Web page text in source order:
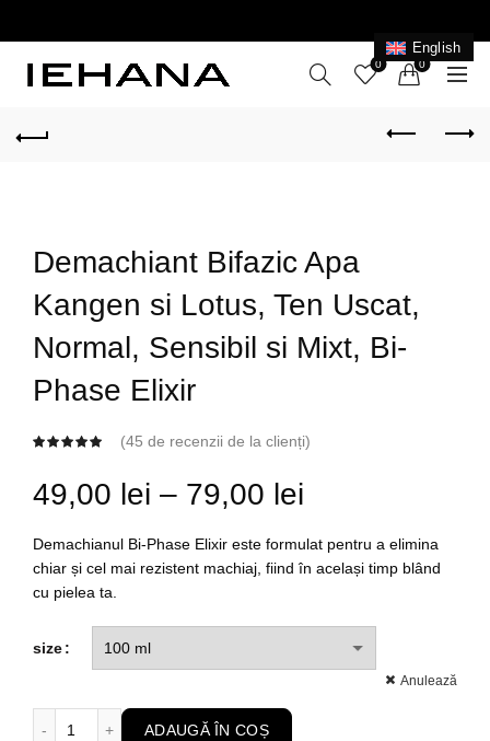
English
0 0
Demachiant Bifazic Apa
Kangen si Lotus, Ten Uscat,
Normal, Sensibil si Mixt, Bi-
Phase Elixir
(45 de recenzii de la clienți)
49,00 lei – 79,00 lei
de
49,00 lei
Demachianul Bi-Phase Elixir este formulat pentru a elimina
chiar și cel mai rezistent machiaj, fiind în același timp blând
cu pielea ta.
size
Anulează
Cantitate Demachiant Bifazic Apa Kangen si Lotus, Ten
ADAUGĂ ÎN COȘ